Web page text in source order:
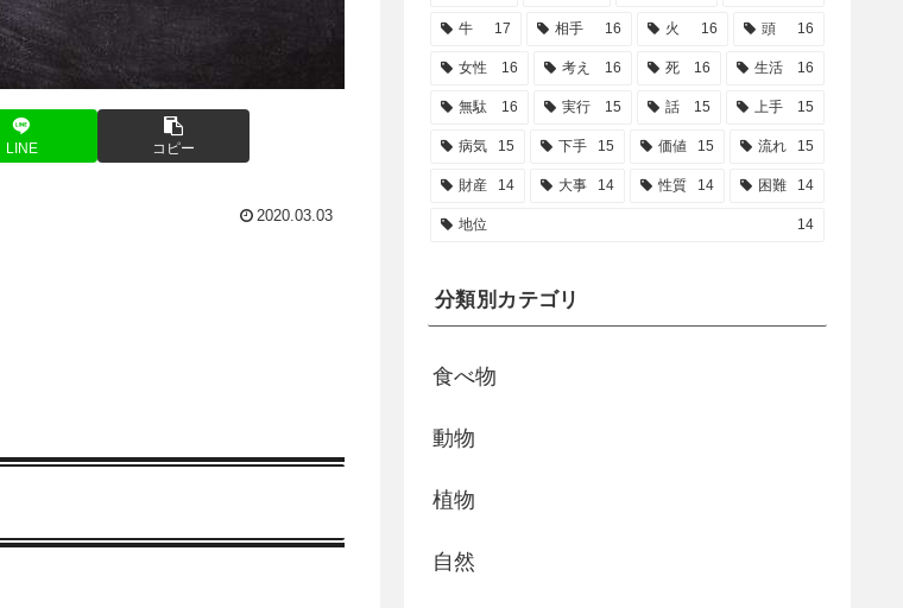
LINE コピー
2020.03.03
牛 17 相手 16 火 16 頭 16
女性 16 考え 16 死 16 生活 16
無駄 16 実行 15 話 15 上手 15
病気 15 下手 15 価値 15 流れ 15
財産 14 大事 14 性質 14 困難 14
地位 14
分類別カテゴリ
食べ物
動物
植物
自然